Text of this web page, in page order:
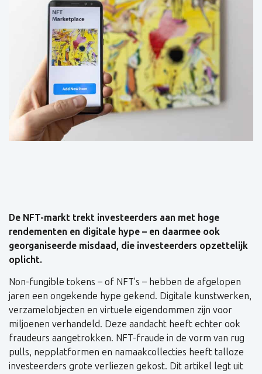
De NFT-markt trekt investeerders aan met hoge
rendementen en digitale hype – en daarmee ook
georganiseerde misdaad, die investeerders opzettelijk
oplicht.
Non-fungible tokens – of NFT's – hebben de afgelopen
jaren een ongekende hype gekend. Digitale kunstwerken,
verzamelobjecten en virtuele eigendommen zijn voor
miljoenen verhandeld. Deze aandacht heeft echter ook
fraudeurs aangetrokken. NFT-fraude in de vorm van rug
pulls, nepplatformen en namaakcollecties heeft talloze
investeerders grote verliezen gekost. Dit artikel legt uit